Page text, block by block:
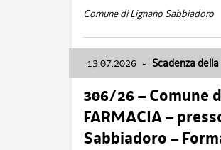
Comune di Lignano Sabbiadoro
13.07.2026 - Scadenza
306/26 – Comune
FARMACIA –
Sabbiadoro –